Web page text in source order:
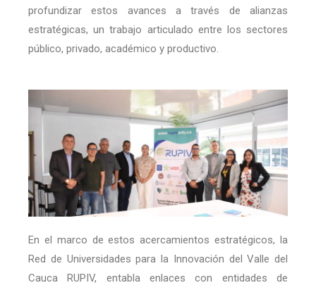
profundizar estos avances a través de alianzas
estratégicas, un trabajo articulado entre los sectores
público, privado, académico y productivo.
En el marco de estos acercamientos estratégicos, la
Red de Universidades para la Innovación del Valle del
Cauca RUPIV, entabla enlaces con entidades de